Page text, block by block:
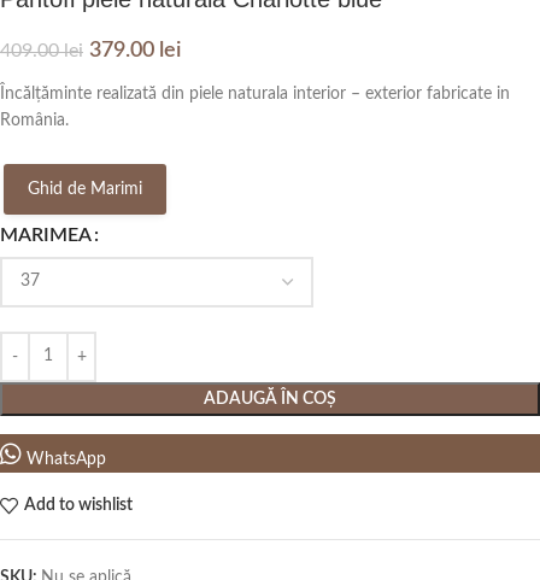
409.00lei 379.00 lei
Încălțăminte realizată din piele naturala interior – exterior fabricate in
România.
Ghid de Marimi
MARIMEA
ADAUGĂ ÎN COȘ
WhatsApp
Add to wishlist